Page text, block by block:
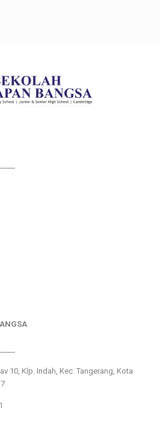
10, Klp. Indah, Kec. Tangerang, Kota